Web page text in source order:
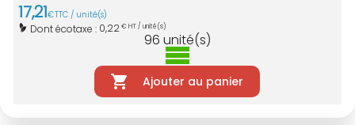
17,21€TTC / unité(s)
Dont écotaxe : 0,22€ HT / unité(s)
96 unité(s)
Ajouter au panier